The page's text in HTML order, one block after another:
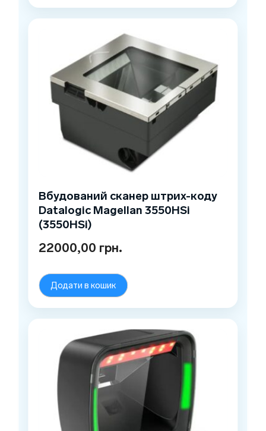
Вбудований сканер штрих-коду
Datalogic Magellan 3550HSi
(3550HSi)
22000,00 грн.
Додати в кошик